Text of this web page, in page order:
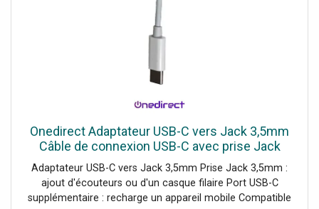
Onedirect Adaptateur USB-C vers Jack 3,5mm
Câble de connexion USB-C avec prise Jack
3,5mm et port de charge USB-C.
Adaptateur USB-C vers Jack 3,5mm Prise Jack 3,5mm :
ajout d'écouteurs ou d'un casque filaire Port USB-C
supplémentaire : recharge un appareil mobile Compatible